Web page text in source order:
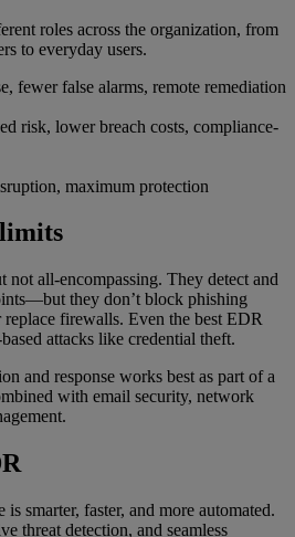
roles across the organization, from
to everyday users.
fewer false alarms, remote remediation
risk, lower breach costs, compliance-
maximum protection
all-encompassing. They detect and
they don’t block phishing
firewalls. Even the best EDR
attacks like credential theft.
and response works best as part of a
with email security, network
smarter, faster, and more automated.
threat detection, and seamless